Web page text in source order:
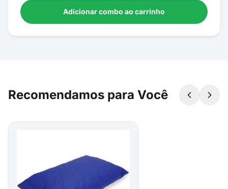
Adicionar combo ao carrinho
Recomendamos para Você